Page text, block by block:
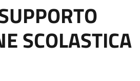
SCOLASTICA